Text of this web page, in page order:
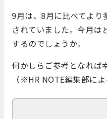
9月は、8月に比べてより
されていました。今月は
するのでしょうか。
何かしらご参考となれば
（※HR NOTE編集部に